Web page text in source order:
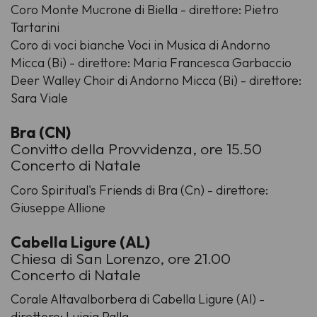
Coro Monte Mucrone di Biella - direttore: Pietro
Tartarini
Coro di voci bianche Voci in Musica di Andorno
Micca (Bi) - direttore: Maria Francesca Garbaccio
Deer Walley Choir di Andorno Micca (Bi) - direttore:
Sara Viale
Bra (CN)
Convitto della Provvidenza, ore 15.50
Concerto di Natale
Coro Spiritual's Friends di Bra (Cn) - direttore:
Giuseppe Allione
Cabella Ligure (AL)
Chiesa di San Lorenzo, ore 21.00
Concerto di Natale
Corale Altavalborbera di Cabella Ligure (Al) -